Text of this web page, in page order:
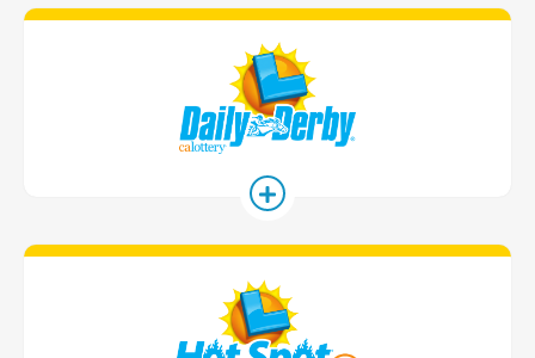
Daily Derby
Hot Spot 遊戲